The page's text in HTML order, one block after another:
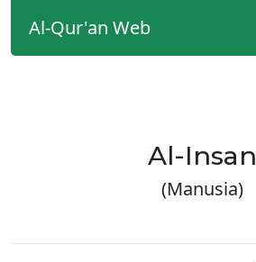
Al-Qur'an Web
Al-Insan
(Manusia)